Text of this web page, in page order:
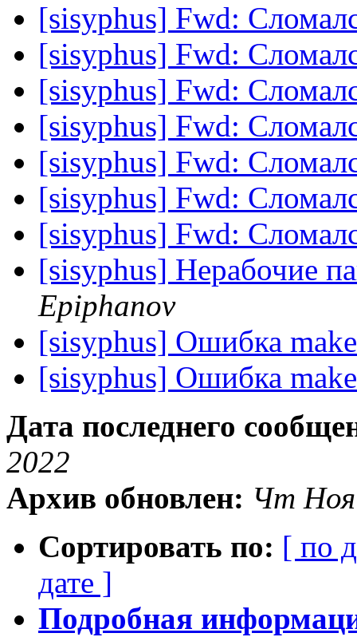
[sisyphus] Fwd:
[sisyphus] Fwd:
[sisyphus] Fwd:
[sisyphus] Fwd:
[sisyphus] Fwd:
[sisyphus] Fwd:
[sisyphus] Fwd:
[sisyphus] Нерабочие
Epiphanov
[sisyphus] Ошибка
[sisyphus] Ошибка
Дата последнего
2022
Архив обновлен: Чт Ноя
Сортировать по: [ по
дате ]
Подробная